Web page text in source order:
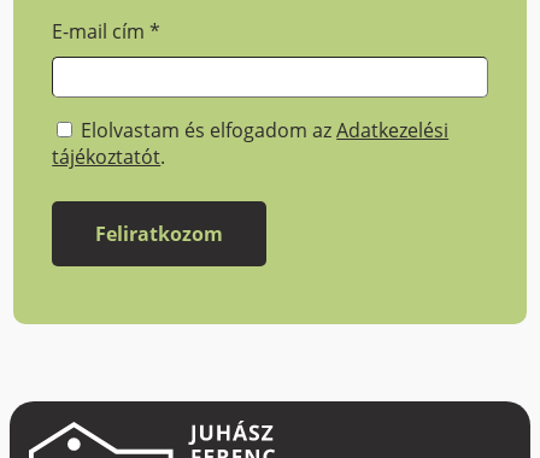
E-mail cím*
Elolvastam és elfogadom azAdatkezelési
tájékoztatót.